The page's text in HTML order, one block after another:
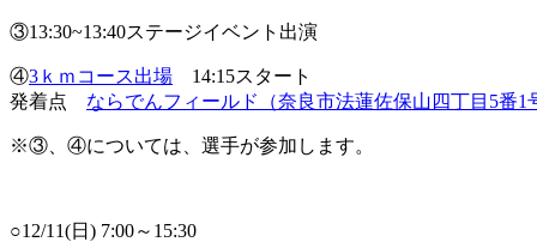
③13:30~13:40ステージイベント出演
④3ｋｍコース出場 14:15スタート
発着点 ならでんフィールド（奈良市法蓮佐保山四丁目5番1
※③、④については、選手が参加します。
○12/11(日) 7:00～15:30